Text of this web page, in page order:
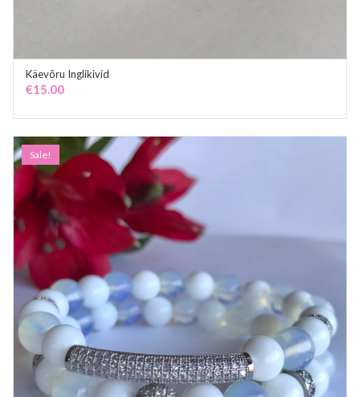
Käevõru Inglikivid
€15.00
Sale!